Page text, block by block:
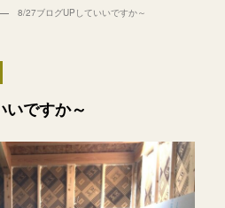
8/27ブログUPしていいですか～
ですか～